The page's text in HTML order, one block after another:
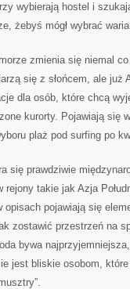
wybierają hostel i
żebyś mógł wybrać
zmienia się niemal
się z słońcem, ale już
dla osób, które chcą
kurorty. Pojawiają się
plaż pod surfing po
się prawdziwie
takie jak Azja
pojawiają się
zostawić przestrzeń na
bywa
jest bliskie osobom,